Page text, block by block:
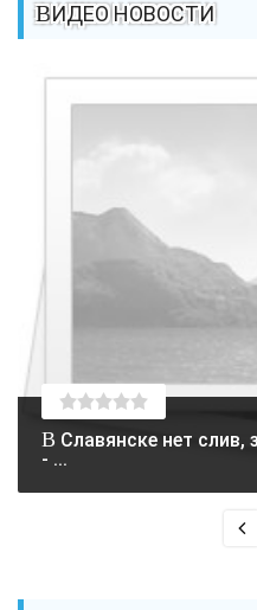
ВИДЕО НОВОСТИ
В Славянске нет слив, зато есть новый асфальт
- ...